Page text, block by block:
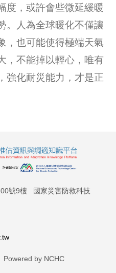
度，或許會些微延緩暖
。人為全球暖化不僅讓
，也可能使得極端天氣
，不能掉以輕心，唯有
強化耐災能力，才是正
號9樓 國家災害防救科技
by NCHC